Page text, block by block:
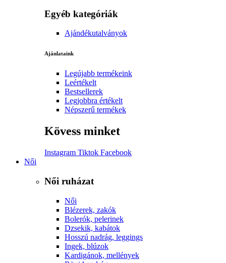
Egyéb kategóriák
Ajándékutalványok
Ajánlataink
Legújabb termékeink
Leértékelt
Bestsellerek
Legjobbra értékelt
Népszerű termékek
Kövess minket
Instagram Tiktok Facebook
Női
Női ruházat
Női
Blézerek, zakók
Bolerók, pelerinek
Dzsekik, kabátok
Hosszú nadrág, leggings
Ingek, blúzok
Kardigánok, mellények